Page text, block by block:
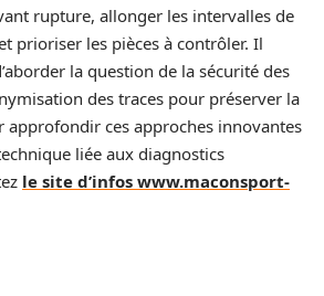
rupture, allonger les intervalles de
prioriser les pièces à contrôler. Il
la question de la sécurité des
des traces pour préserver la
approfondir ces approches innovantes
liée aux diagnostics
le site d’infos www.maconsport-